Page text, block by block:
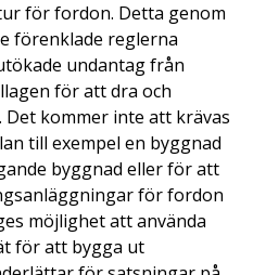
för fordon. Detta genom
förenklade reglerna
undantag från
för att dra och
Det kommer inte att krävas
till exempel en byggnad
byggnad eller för att
för fordon
möjlighet att använda
för att bygga ut